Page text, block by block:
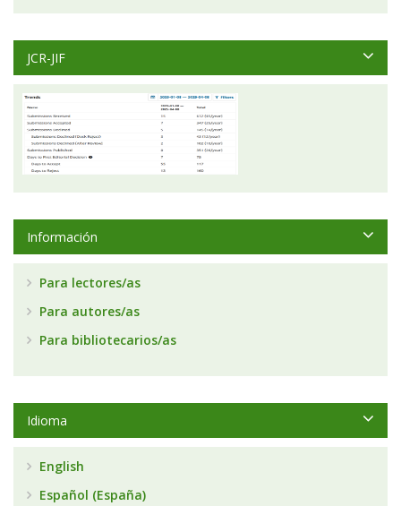
JCR-JIF
Información
Para lectores/as
Para autores/as
Para bibliotecarios/as
Idioma
English
Español (España)